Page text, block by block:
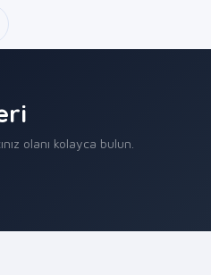
olanı kolayca bulun.